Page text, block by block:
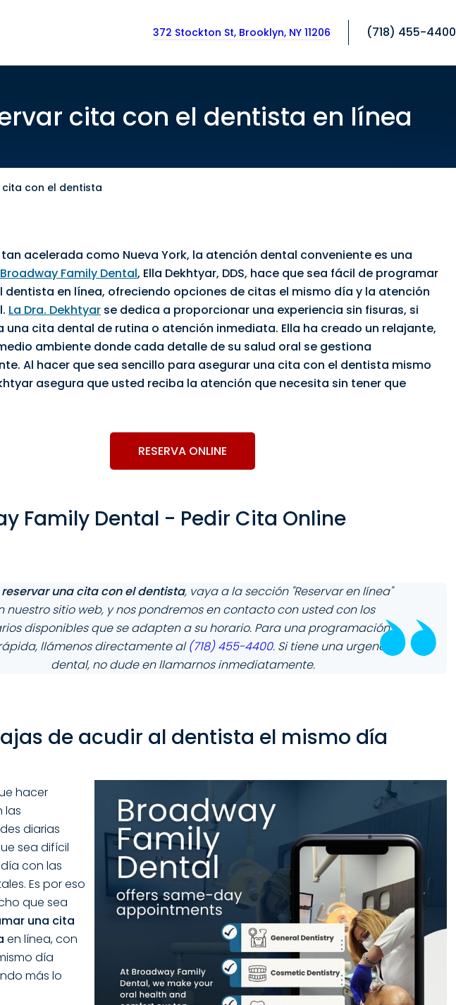
372 Stockton St, Brooklyn, NY 11206 (718) 455-4400
cita con el dentista en línea
cita con el dentista
tan acelerada como Nueva York, la atención dental conveniente es una
Broadway Family Dental, Ella Dekhtyar, DDS, hace que sea fácil de programar
dentista en línea, ofreciendo opciones de citas el mismo día y la atención
La Dra. Dekhtyar se dedica a proporcionar una experiencia sin fisuras, si
una cita dental de rutina o atención inmediata. Ella ha creado un relajante,
ambiente donde cada detalle de su salud oral se gestiona
Al hacer que sea sencillo para asegurar una cita con el dentista mismo
asegura que usted reciba la atención que necesita sin tener que
RESERVA ONLINE
Family Dental - Pedir Cita Online
reservar una cita con el dentista, vaya a la sección "Reservar en línea"
nuestro sitio web, y nos pondremos en contacto con usted con los
disponibles que se adapten a su horario. Para una programación
llámenos directamente al(718) 455-4400. Si tiene una urgencia
dental, no dude en llamarnos inmediatamente.
de acudir al dentista el mismo día
hacer
las
diarias
sea difícil
con las
Es por eso
que sea
una cita
en línea, con
día
más lo